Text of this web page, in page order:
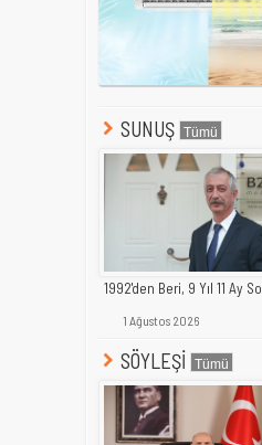
SUNUŞ
1992'den Beri, 9 Yıl 11 Ay
1 Ağustos 2026
SÖYLEŞİ